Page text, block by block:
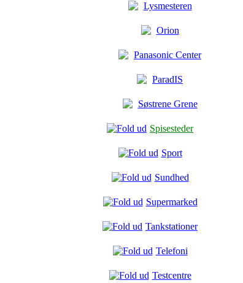
Lysmesteren
Orion
Panasonic Center
ParadIS
Søstrene Grene
Spisesteder
Sport
Sundhed
Supermarked
Tankstationer
Telefoni
Testcentre